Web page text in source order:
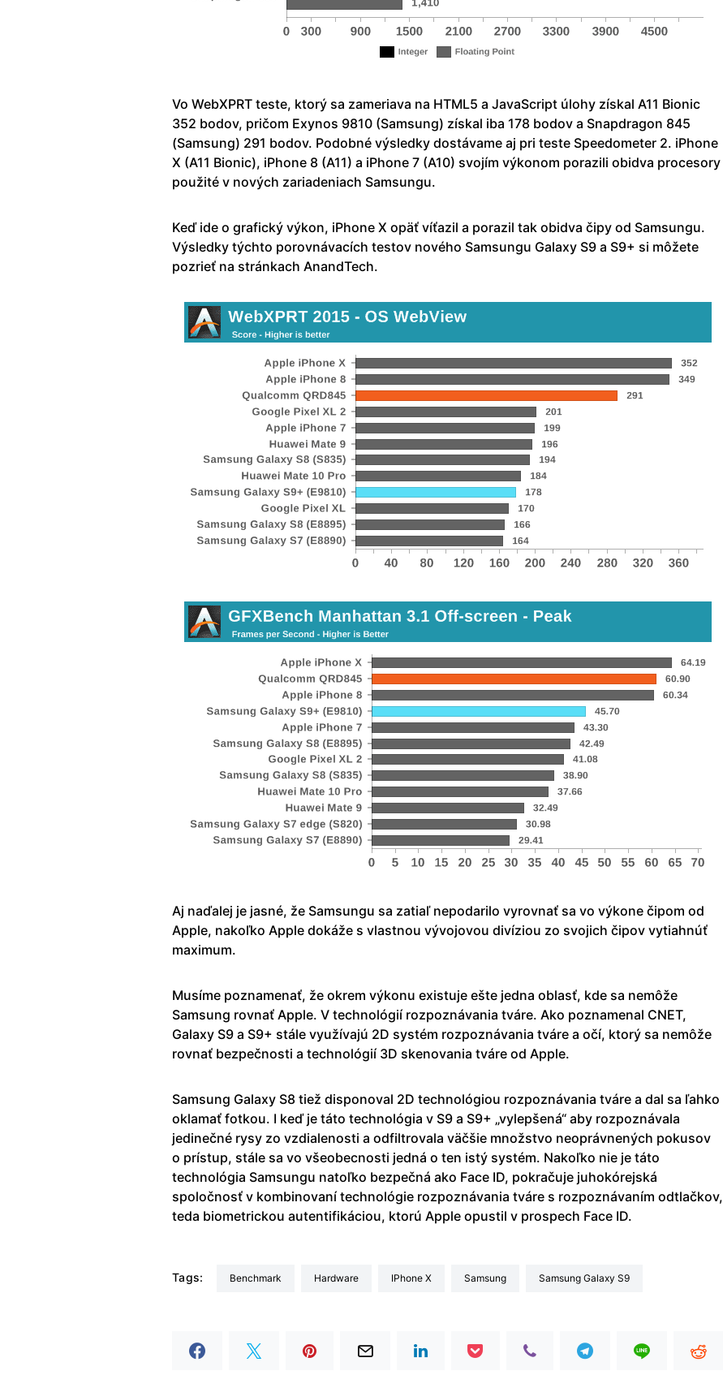
Vo WebXPRT teste, ktorý sa zameriava na HTML5 a JavaScript úlohy získal A11 Bionic
352 bodov, pričom Exynos 9810 (Samsung) získal iba 178 bodov a Snapdragon 845
(Samsung) 291 bodov. Podobné výsledky dostávame aj pri teste Speedometer 2. iPhone
X (A11 Bionic), iPhone 8 (A11) a iPhone 7 (A10) svojím výkonom porazili obidva procesory
použité v nových zariadeniach Samsungu.
Keď ide o grafický výkon, iPhone X opäť víťazil a porazil tak obidva čipy od Samsungu.
Výsledky týchto porovnávacích testov nového Samsungu Galaxy S9 a S9+ si môžete
pozrieť na stránkach AnandTech.
Aj naďalej je jasné, že Samsungu sa zatiaľ nepodarilo vyrovnať sa vo výkone čipom od
Apple, nakoľko Apple dokáže s vlastnou vývojovou divíziou zo svojich čipov vytiahnúť
maximum.
Musíme poznamenať, že okrem výkonu existuje ešte jedna oblasť, kde sa nemôže
Samsung rovnať Apple. V technológií rozpoznávania tváre. Ako poznamenal CNET,
Galaxy S9 a S9+ stále využívajú 2D systém rozpoznávania tváre a očí, ktorý sa nemôže
rovnať bezpečnosti a technológií 3D skenovania tváre od Apple.
Samsung Galaxy S8 tiež disponoval 2D technológiou rozpoznávania tváre a dal sa ľahko
oklamať fotkou. I keď je táto technológia v S9 a S9+ „vylepšená“ aby rozpoznávala
jedinečné rysy zo vzdialenosti a odfiltrovala väčšie množstvo neoprávnených pokusov
o prístup, stále sa vo všeobecnosti jedná o ten istý systém. Nakoľko nie je táto
technológia Samsungu natoľko bezpečná ako Face ID, pokračuje juhokórejská
spoločnosť v kombinovaní technológie rozpoznávania tváre s rozpoznávaním odtlačkov,
teda biometrickou autentifikáciou, ktorú Apple opustil v prospech Face ID.
Tags: benchmark Hardware iPhone X Samsung Samsung Galaxy S9